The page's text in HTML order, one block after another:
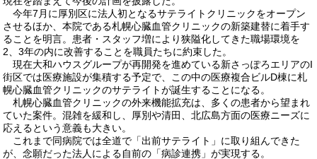
今年7月に厚別区に法人初となるサテライトクリニックをオープン
させるほか、本院である札幌心臓血管クリニックの新築建替に着手す
ることを明言。患者・スタッフ増により狭隘化してきた職場環境を
2、3年の内に改善することを職員たちに約束した。
現在大和ハウスグループが再開発を進めている新さっぽろエリアのI
街区では医療施設が集積する予定で、この中の医療複合ビルD棟に札
幌心臓血管クリニックのサテライトが誕生することになる。
札幌心臓血管クリニックの外来機能拡充は、多くの患者から望まれ
ていた案件。混雑を緩和し、厚別や清田、北広島方面の医療ニーズに
応えるという意義も大きい。
これまで同病院では全道で「出前サテライト」に取り組んできた
が、念願だった法人による自前の「病診連携」が実現する。